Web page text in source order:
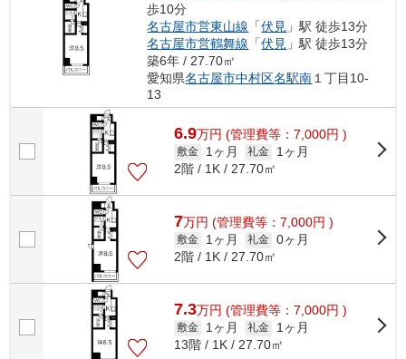
歩10分
名古屋市営東山線 「伏見 」駅 徒歩13分
名古屋市営鶴舞線 「伏見 」駅 徒歩13分
築6年 / 27.70㎡
愛知県名古屋市中村区名駅南 １丁目10-
13
6.9万円 (管理費等：7,000円 )
敷金 1ヶ月 礼金
1ヶ月
2階 / 1K / 27.70㎡
7万円 (管理費等：7,000円 )
敷金 1ヶ月 礼金 0ヶ月
2階 / 1K / 27.70㎡
7.3万円 (管理費等：7,000円 )
敷金 1ヶ月 礼金
1ヶ月
13階 / 1K / 27.70㎡